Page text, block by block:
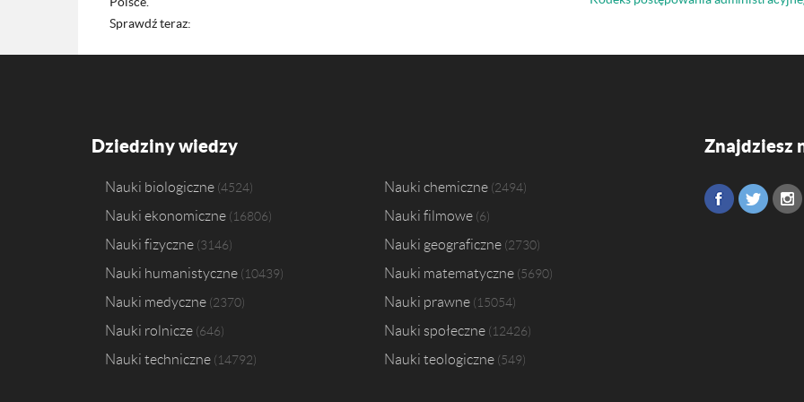
Sprawdź teraz:
Dziedziny wiedzy
Nauki biologiczne 4524 Nauki chemiczne 2494
Nauki ekonomiczne 16806 Nauki filmowe 6
Nauki fizyczne 3146 Nauki geograficzne 2730
Nauki humanistyczne 10439 Nauki matematyczne 5690
Nauki medyczne 2370 Nauki prawne 15054
Nauki rolnicze 646 Nauki społeczne 12426
Nauki techniczne 14792 Nauki teologiczne 549
Znajdziesz